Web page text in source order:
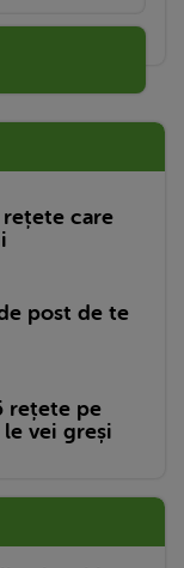
care
post de te
rețete pe
vei greși